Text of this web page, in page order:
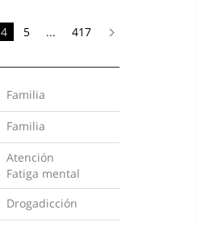
4 5 ... 417
Familia
Familia
Atención
Fatiga mental
Drogadicción